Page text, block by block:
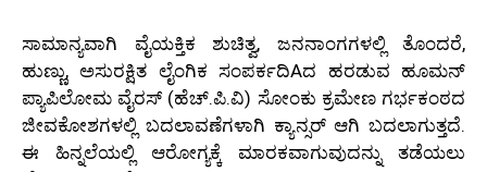
ಸಾಮಾನ್ಯವಾಗಿ ವೈಯಕ್ತಿಕ ಶುಚಿತ್ವ, ಜನನಾಂಗಗಳಲ್ಲಿ ತೊಂದರೆ,
ಹುಣ್ಣು, ಅಸುರಕ್ಷಿತ ಲೈಂಗಿಕ ಸಂಪರ್ಕದಿAದ ಹರಡುವ ಹೂಮನ್
ಪ್ಯಾಪಿಲೋಮ ವೈರಸ್ (ಹೆಚ್.ಪಿ.ವಿ) ಸೋಂಕು ಕ್ರಮೇಣ ಗರ್ಭಕಂಠದ
ಜೀವಕೋಶಗಳಲ್ಲಿ ಬದಲಾವಣೆಗಳಾಗಿ ಕ್ಯಾನ್ಸರ್ ಆಗಿ ಬದಲಾಗುತ್ತದೆ.
ಈ ಹಿನ್ನಲೆಯಲ್ಲಿ ಆರೋಗ್ಯಕ್ಕೆ ಮಾರಕವಾಗುವುದನ್ನು ತಡೆಯಲು